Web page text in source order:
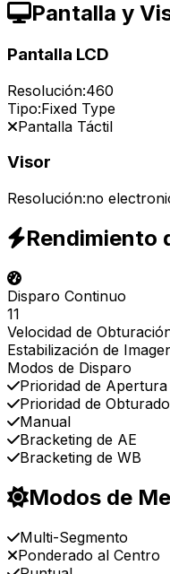
Pantalla y
Pantalla LCD
Resolución:460
Tipo:Fixed Type
Pantalla Táctil
Visor
Resolución:no
Rendimiento
Disparo Continuo
11
Velocidad de
Estabilización de
Modos de Disparo
Prioridad de Apertura
Prioridad de
Manual
Bracketing de AE
Bracketing de WB
Modos de
Multi-Segmento
Ponderado al Centro